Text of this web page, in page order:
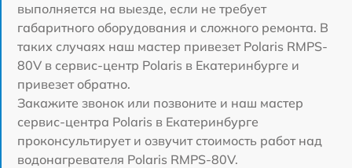
выполняется на выезде, если не требует
габаритного оборудования и сложного ремонта. В
таких случаях наш мастер привезет Polaris RMPS-
80V в сервис-центр Polaris в Екатеринбурге и
привезет обратно.
Закажите звонок или позвоните и наш мастер
сервис-центра Polaris в Екатеринбурге
проконсультирует и озвучит стоимость работ над
водонагревателя Polaris RMPS-80V.